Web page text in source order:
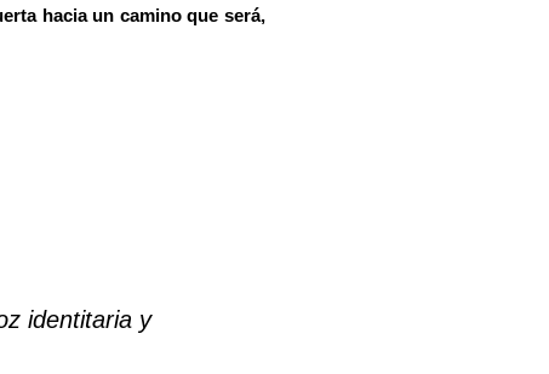
hacia un camino que será,
identitaria y